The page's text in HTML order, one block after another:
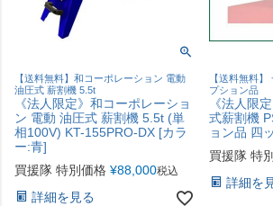
【送料無料】和コーポレーション 電動
油圧式 薪割機 5.5t
《法人限定》和コーポレーショ
ン 電動 油圧式 薪割機 5.5t (単
相100V) KT-155PRO-DX [カラ
ー:青]
買援隊 特別価格 ¥88,000税込
詳細を見る
【送料無料
プション品
《法人限
式薪割機
ョン品 四
買援隊 特
詳細を